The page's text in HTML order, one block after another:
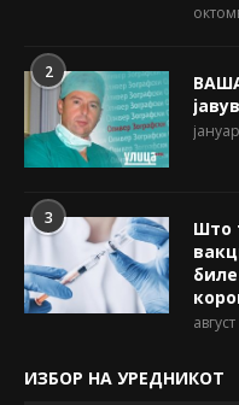
2
3
Што
ИЗБОР НА УРЕДНИКОТ